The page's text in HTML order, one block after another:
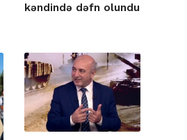
kəndində dəfn olundu